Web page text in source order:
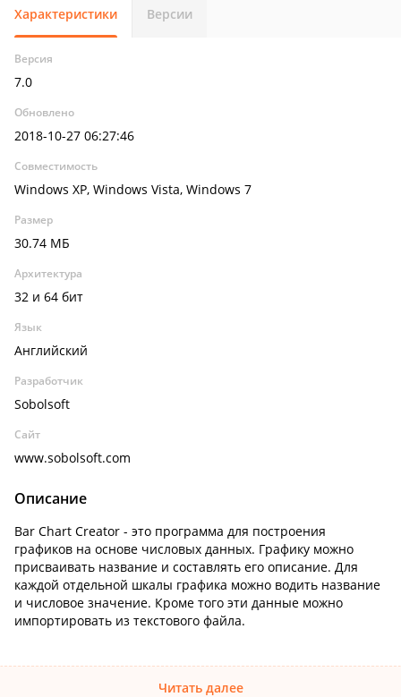
Характеристики Версии
Версия
7.0
Обновлено
2018-10-27 06:27:46
Совместимость
Windows XP, Windows Vista, Windows 7
Размер
30.74 МБ
Архитектура
32 и 64 бит
Язык
Английский
Разработчик
Sobolsoft
Сайт
www.sobolsoft.com
Описание
Bar Chart Creator - это программа для построения
графиков на основе числовых данных. Графику можно
присваивать название и составлять его описание. Для
каждой отдельной шкалы графика можно водить название
и числовое значение. Кроме того эти данные можно
импортировать из текстового файла.
Читать далее